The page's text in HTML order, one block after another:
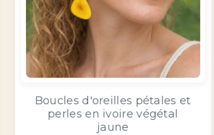
Boucles d'oreilles pétales et
perles d'ivoire végétal
fuchsia/noir